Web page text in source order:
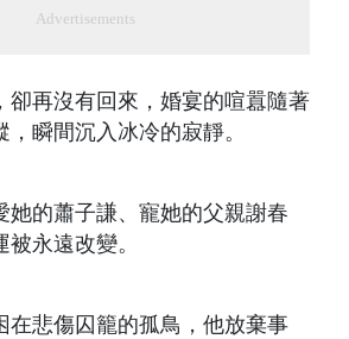
Advertisements
卻再沒有回來，婚宴的喧囂隨著
瞬間沉入冰冷的寂靜。
她的蕭子謙、寵她的父親謝春
永遠改變。
在悲傷囚籠的孤鳥，他放棄事